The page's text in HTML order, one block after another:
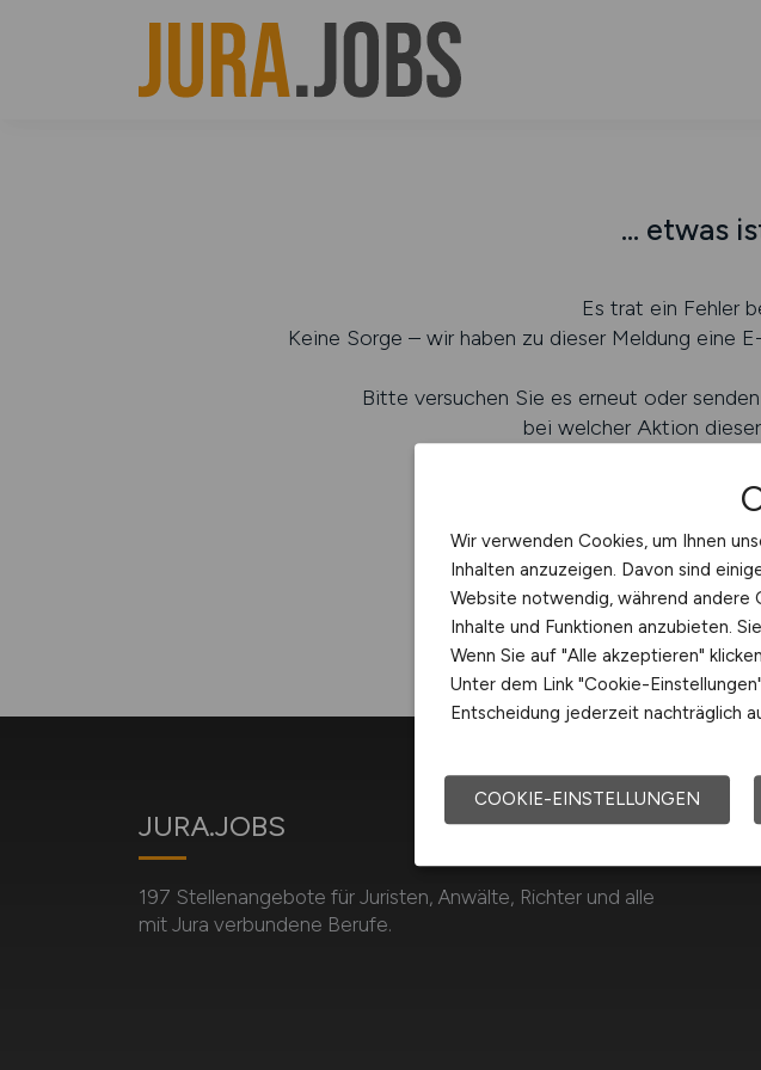
... etwas
Es trat ein Fehler
Keine Sorge – wir haben zu dieser Meldung eine
Bitte versuchen Sie es erneut oder
bei welcher Aktion
JURA.JOBS
197 Stellenangebote für Juristen, Anwälte, Richter und alle
mit Jura verbundene Berufe.
Wir verwenden Cookies, um Ihnen
Inhalten anzuzeigen. Davon sind
Website notwendig, während andere
Inhalte und Funktionen anzubieten.
Wenn Sie auf "Alle akzeptieren"
Unter dem Link "Cookie-
Entscheidung jederzeit nachträglich
COOKIE-EINSTELLUNGEN